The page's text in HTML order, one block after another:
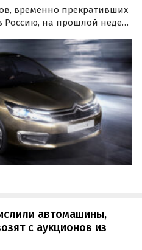
временно прекративших
на прошлой неделе
и Lamborghini.
автомашины,
с аукционов из